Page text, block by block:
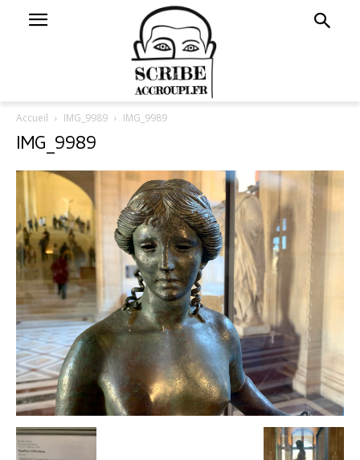
Accueil IMG_9989 IMG_9989
IMG_9989